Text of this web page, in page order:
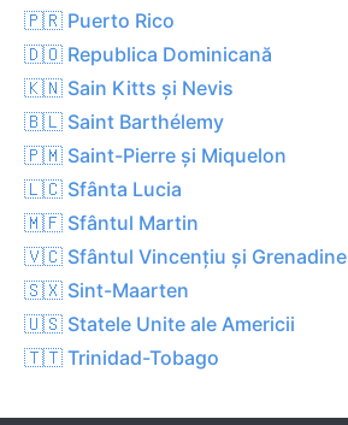
🇵🇷 Puerto Rico
🇩🇴 Republica Dominicană
🇰🇳 Sain Kitts și Nevis
🇧🇱 Saint Barthélemy
🇵🇲 Saint-Pierre și Miquelon
🇱🇨 Sfânta Lucia
🇲🇫 Sfântul Martin
🇻🇨 Sfântul Vincențiu și Grenadine
🇸🇽 Sint-Maarten
🇺🇸 Statele Unite ale Americii
🇹🇹 Trinidad-Tobago